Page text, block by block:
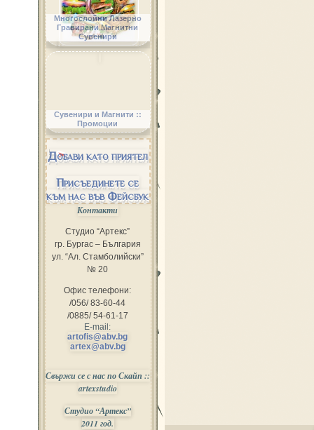
Многослойни Лазерно
Гравирани Магнитни
Сувенири
Сувенири и Магнити ::
Промоции
Добави като приятел
Присъединете се
към нас във Фейсбук
Контакти
Студио “Артекс”
гр. Бургас – България
ул. “Ал. Стамболийски”
№ 20
Офис телефони:
/056/ 83-60-44
/0885/ 54-61-17
E-mail:
artofis@abv.bg
artex@abv.bg
Свържи се с нас по Скайп ::
artexstudio
Студио “Артекс”
2011 год.